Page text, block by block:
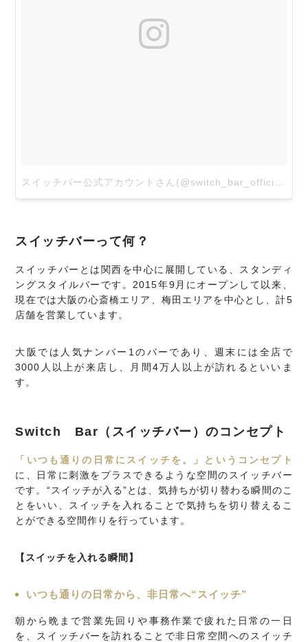
スイッチバー公式アカウントさん(@switch_bar_official)がシェアした投稿
スイッチバーって何？
スイッチバーとは関西を中心に展開している、スタンディ
ングスタイルバーです。2015年9月にオープンして以来、
現在では大阪の心斎橋エリア、梅田エリアを中心とし、計5
店舗を営業しています。
大阪では人気ナンバー1のバーであり、週末には全店で
3000人以上が来店し、月間4万人以上が訪れるといいま
す。
Switch Bar（スイッチバー）のコンセプト
「いつも通りの日常にスイッチを。」というコンセプト
に、日常に刺激をプラスできるような空間のスイッチバー
です。“スイッチが入る”とは、気持ちが切り替わる瞬間のこ
とをいい、スイッチを入れることで気持ちを切り替えるこ
とができる空間作りを行っています。
【スイッチを入れる瞬間】
いつも通りの日常から、非日常へ“スイッチ”
朝から晩まで営業先回りや事務作業で疲れた日常の一日
を、スイッチバーを訪れることで非日常空間へのスイッチ